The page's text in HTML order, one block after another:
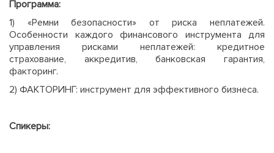
Программа:
1) «Ремни безопасности» от риска неплатежей.
Особенности каждого финансового инструмента для
управления рисками неплатежей: кредитное
страхование, аккредитив, банковская гарантия,
факторинг.
2) ФАКТОРИНГ: инструмент для эффективного бизнеса.
Спикеры: